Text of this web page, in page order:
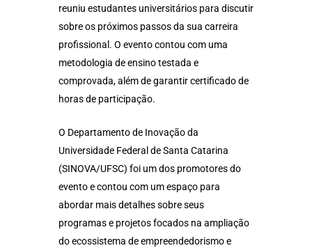
reuniu estudantes universitários para discutir
sobre os próximos passos da sua carreira
profissional. O evento contou com uma
metodologia de ensino testada e
comprovada, além de garantir certificado de
horas de participação.
O Departamento de Inovação da
Universidade Federal de Santa Catarina
(SINOVA/UFSC) foi um dos promotores do
evento e contou com um espaço para
abordar mais detalhes sobre seus
programas e projetos focados na ampliação
do ecossistema de empreendedorismo e